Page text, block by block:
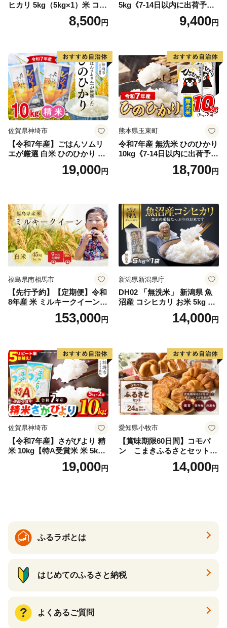
ヒカリ 5kg（5kg×1）米 コシ
ヒカリ こしひかり お米 白米
精米 5キロ おこめ こめ コメ
野町産 Elevation
8,500円
5kg《7-14日以内に出荷予定
(土日祝除く)》コメ 米 無洗米
高レビュー｜人気米 熊本県
9,400円
佐賀県神埼市
【令和7年産】ごはんソムリ
エが厳選 白米 ひのひかり 10
米 10kg 5kg×2 ひのひかり ブ
19,000円
熊本県玉東町
令和7年産 無洗米 ひのひかり
10kg《7-14日以内に出荷予定
(土日祝除く)》コメ 米 無洗米
令和7年産 高レビュー｜人気
18,700円
福島県南相馬市
【先行予約】【定期便】令和
8年産 米 ミルキークイーン
白米 45kg (5kg×9回) | ミルキ
ークイーン 米5kg 福島 福島
福島県 南相馬市 cu006-ae
153,000円
新潟県新潟県庁
DH02 「無洗米」 新潟県 魚
沼産 コシヒカリ お米 5kg こ
しひかり 精米 米（お米の美
味しい炊き方ガイド付き）
14,000円
佐賀県神埼市
【令和7年産】さがびより 精
米 10kg【特A受賞米 米 5kg×
2袋 お米 コメ こめ 国産 美味
しい ブランド米 人気 ランキ
19,000円
愛知県小牧市
【賞味期限60日間】コモパ
ン こまきふるさとセット
（24個入り）／災害用備蓄
保存食 非常食 防災グッズに
14,000円
ふるラボとは
はじめてのふるさと納税
よくあるご質問